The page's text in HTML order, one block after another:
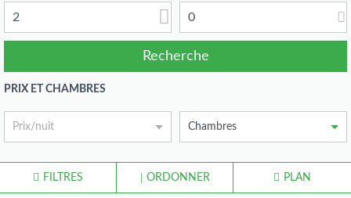
2 0
PRIX ET CHAMBRES
Prix/nuit Chambres
FILTRES ORDONNER PLAN